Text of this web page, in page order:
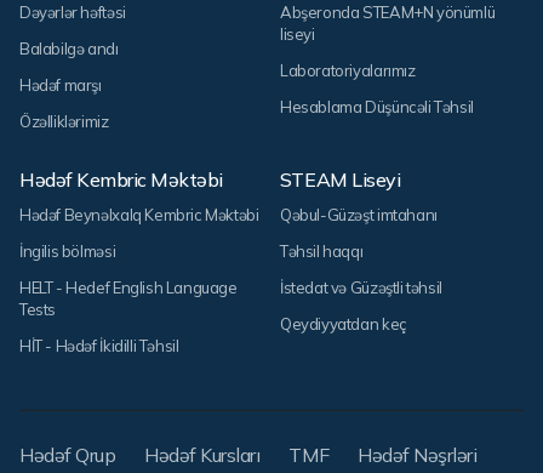
Dəyərlər həftəsi
Balabilgə andı
Hədəf marşı
Özəlliklərimiz
Abşeronda STEAM+N yönümlü
liseyi
Laboratoriyalarımız
Hesablama Düşüncəli Təhsil
Hədəf Kembric Məktəbi
Hədəf Beynəlxalq Kembric Məktəbi
İngilis bölməsi
HELT - Hedef English Language
Tests
HİT - Hədəf İkidilli Təhsil
STEAM Liseyi
Qəbul-Güzəşt imtahanı
Təhsil haqqı
İstedat və Güzəştli təhsil
Qeydiyyatdan keç
Hədəf Qrup Hədəf Kursları TMF Hədəf Nəşrləri